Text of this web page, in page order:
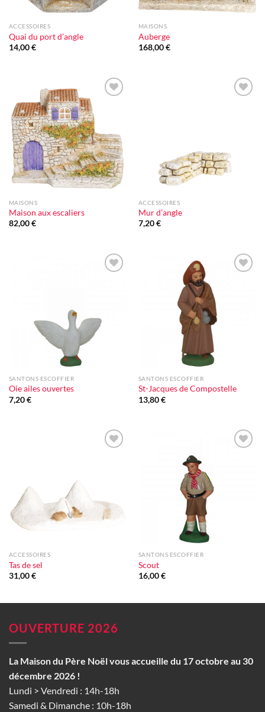
ACCESSOIRES
Quai du port d’angle
14,00€
MAISONS
Auberge
168,00€
MAISONS
Maison aux escaliers
82,00€
ACCESSOIRES
Mur d’angle
7,20€
SANTONS ESCOFFIER
Oie ailes ouvertes
7,20€
SANTONS ESCOFFIER
St-Jacques de Compostelle
13,80€
ACCESSOIRES
Tas de sel
31,00€
SANTONS ESCOFFIER
Scout
16,00€
OUVERTURE 2026
La Maison du Père Noël vous accueille du 17 octobre au 30
décembre 2026 !
Lundi > Vendredi : 14h-18h
Samedi & Dimanche : 10h-18h